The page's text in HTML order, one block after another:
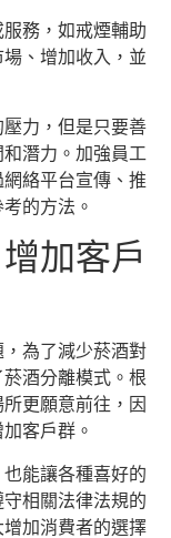
務，如戒煙輔助
、增加收入，並
力，但是只要善
潛力。加強員工
絡平台宣傳、推
的方法。
加客戶
為了減少菸酒對
酒分離模式。根
更願意前往，因
客戶群。
能讓各種喜好的
相關法律法規的
加消費者的選擇